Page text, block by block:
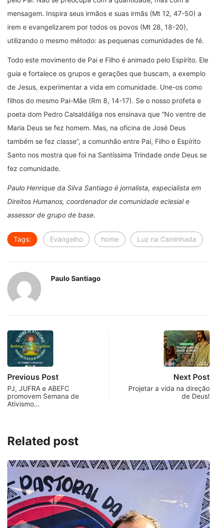
mensagem. Inspira seus irmãos e suas irmãs (Mt 12, 47-50) a
irem e evangelizarem por todos os povos (Mt 28, 18-20),
utilizando o mesmo método: as pequenas comunidades de fé.
Todo este movimento de Pai e Filho é animado pelo Espírito. Ele
guia e fortalece os grupos e gerações que buscam, a exemplo
de Jesus, experimentar a vida em comunidade. Une-os como
filhos do mesmo Pai-Mãe (Rm 8, 14-17). Se o nosso profeta e
poeta dom Pedro Calsaldáliga nos ensinava que “No ventre de
Maria Deus se fez homem. Mas, na oficina de José Deus
também se fez classe”, a comunhão entre Pai, Filho e Espírito
Santo nos mostra que foi na Santíssima Trindade onde Deus se
fez comunidade.
Paulo Henrique da Silva Santiago é jornalista, especialista em
Direitos Humanos, coordenador de comunidade eclesial e
assessor de grupo de base.
Tags: Evangelho home Luz na Caminhada
Paulo Santiago
Previous Post
PJ, JUFRA e ABEFC
promovem Semana de
Ativismo…
Next Post
Projetar a vida na direção
de Deus!
Related post